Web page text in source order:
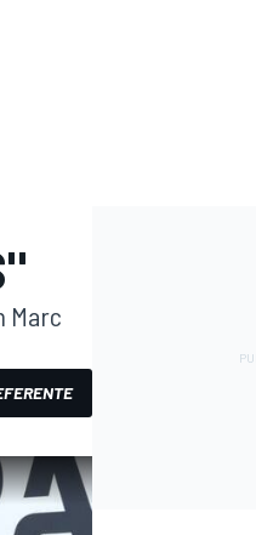
Marc